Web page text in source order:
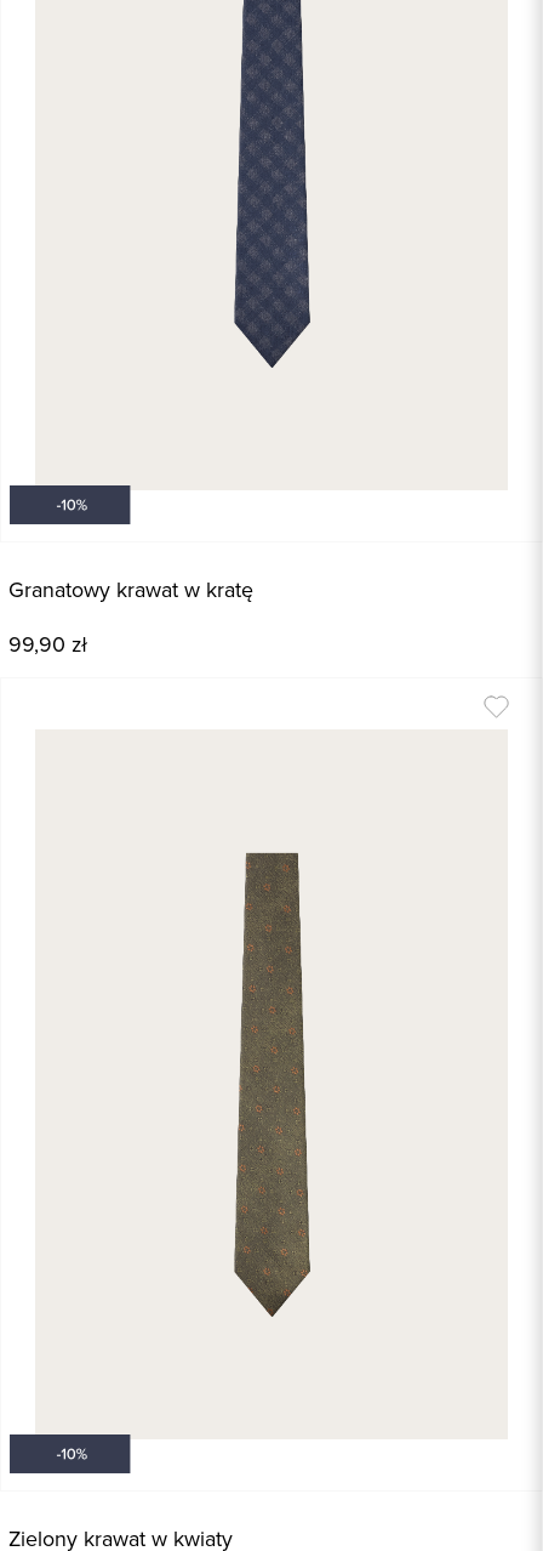
Granatowy krawat w kratę
99,90 zł
Zielony krawat w kwiaty